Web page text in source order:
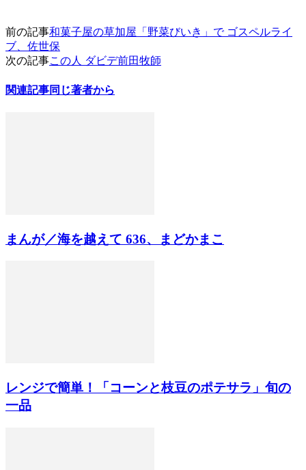
前の記事和菓子屋の草加屋「野菜びいき」で ゴスペルライ
ブ、佐世保
次の記事この人 ダビデ前田牧師
関連記事同じ著者から
まんが／海を越えて 636、まどかまこ
レンジで簡単！「コーンと枝豆のポテサラ」旬の
一品